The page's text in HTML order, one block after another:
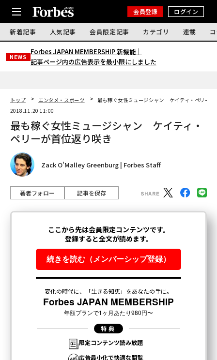
会員登録 ログイン
新着記事 人気記事 会員限定記事 カテゴリ 連載
NEWS
Forbes JAPAN MEMBERSHIP 新機能｜
記事ページ内の広告表示を最小限にしました
トップ エンタメ・スポーツ
最も稼ぐ女性ミュージシャン ケイティ・ペリーが
2018.11.20 11:00
最も稼ぐ女性ミュージシャン ケイティ・
ペリーが首位返り咲き
Zack O'Malley Greenburg | Forbes Staff
著者フォロー 記事を保存